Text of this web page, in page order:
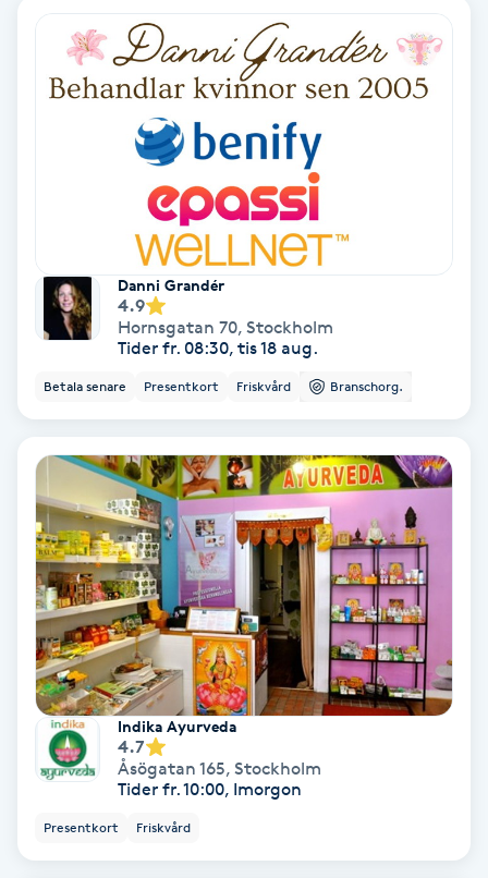
Keratinbehandling
Kinesiologi
Kinesisk medicin
Klangmassage
Klippning
Klippning ungdom
Koppningsmassage
Kosmetisk tatuering
Kostrådgivning
Kroppsinpackning
Kroppspeeling
Käkledsbehandling
Danni Grandér
4.9
Hornsgatan 70, Stockholm
Tider fr. 08:30, tis 18 aug.
Betala senare Presentkort Friskvård Branschorg.
Indika Ayurveda
4.7
Åsögatan 165, Stockholm
Tider fr. 10:00, Imorgon
Presentkort Friskvård